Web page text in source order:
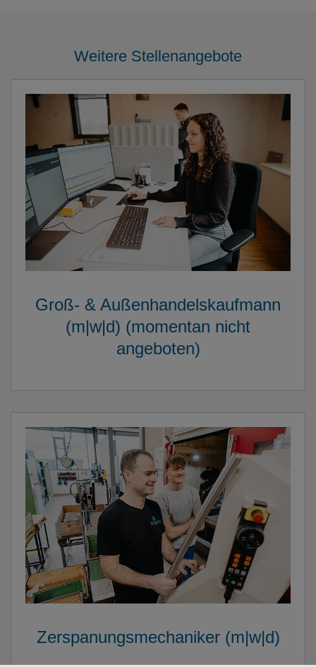
Weitere Stellenangebote
Groß- & Außenhandelskaufmann
(m|w|d) (momentan nicht
angeboten)
Zerspanungsmechaniker (m|w|d)